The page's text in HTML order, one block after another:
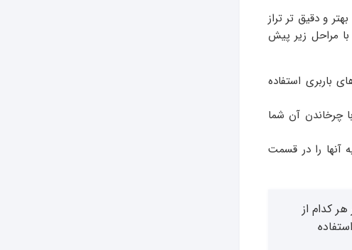
و دقیق تر تراز
با مراحل زیر پیش
باربری استفاده
چرخاندن آن شما
آنها را در قسمت
کدام از
استفاده